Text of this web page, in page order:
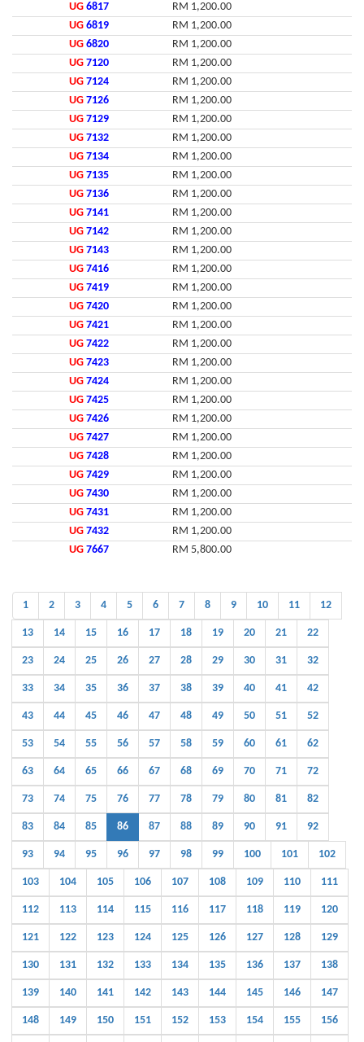
UG 6817
RM 1,200.00
UG 6819
RM 1,200.00
UG 6820
RM 1,200.00
UG 7120
RM 1,200.00
UG 7124
RM 1,200.00
UG 7126
RM 1,200.00
UG 7129
RM 1,200.00
UG 7132
RM 1,200.00
UG 7134
RM 1,200.00
UG 7135
RM 1,200.00
UG 7136
RM 1,200.00
UG 7141
RM 1,200.00
UG 7142
RM 1,200.00
UG 7143
RM 1,200.00
UG 7416
RM 1,200.00
UG 7419
RM 1,200.00
UG 7420
RM 1,200.00
UG 7421
RM 1,200.00
UG 7422
RM 1,200.00
UG 7423
RM 1,200.00
UG 7424
RM 1,200.00
UG 7425
RM 1,200.00
UG 7426
RM 1,200.00
UG 7427
RM 1,200.00
UG 7428
RM 1,200.00
UG 7429
RM 1,200.00
UG 7430
RM 1,200.00
UG 7431
RM 1,200.00
UG 7432
RM 1,200.00
UG 7667 RM 5,800.00
1 2 3 4 5 6 7 8 9 10 11 12
13 14 15 16 17 18 19 20 21 22
23 24 25 26 27 28 29 30 31 32
33 34 35 36 37 38 39 40 41 42
43 44 45 46 47 48 49 50 51 52
53 54 55 56 57 58 59 60 61 62
63 64 65 66 67 68 69 70 71 72
73 74 75 76 77 78 79 80 81 82
83 84 85 86 87 88 89 90 91 92
93 94 95 96 97 98 99 100 101 102
103 104 105 106 107 108 109 110 111
112 113 114 115 116 117 118 119 120
121 122 123 124 125 126 127 128 129
130 131 132 133 134 135 136 137 138
139 140 141 142 143 144 145 146 147
148 149 150 151 152 153 154 155 156